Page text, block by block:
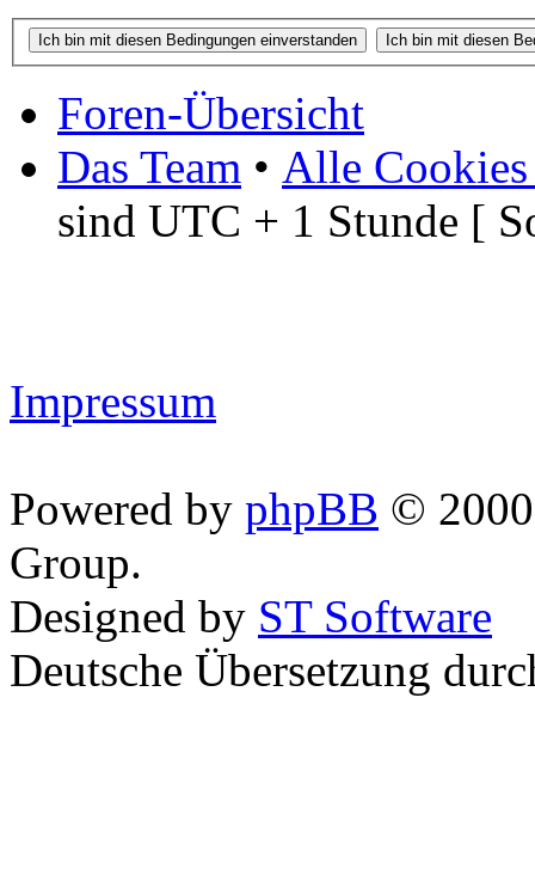
Foren-Übersicht
Das Team • Alle Cookies
sind UTC + 1 Stunde [
Impressum
Powered by phpBB ©
Group.
Designed by ST Software
Deutsche Übersetzung